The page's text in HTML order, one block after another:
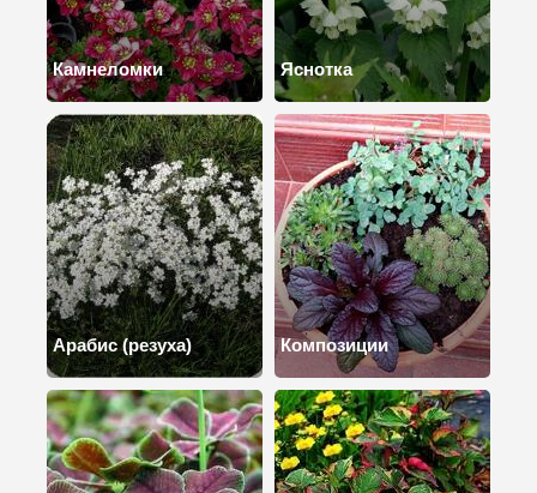
Камнеломки Яснотка
Арабис (резуха) Композиции